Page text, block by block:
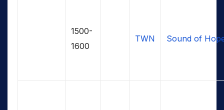
1500-
1600
TWN Sound of